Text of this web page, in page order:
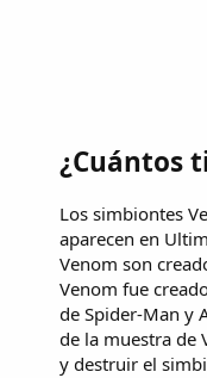
¿Cuántos
Los simbiontes
aparecen en
Venom son
Venom fue
de Spider-Man y
de la muestra de
y destruir el